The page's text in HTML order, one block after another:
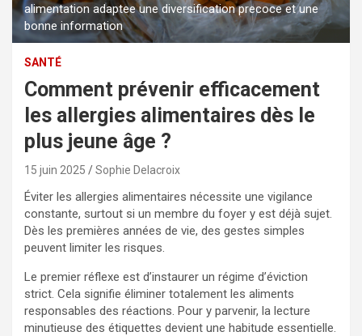
alimentation adaptee une diversification precoce et une
bonne information
SANTÉ
Comment prévenir efficacement
les allergies alimentaires dès le
plus jeune âge ?
15 juin 2025 Sophie Delacroix
Éviter les allergies alimentaires nécessite une vigilance
constante, surtout si un membre du foyer y est déjà sujet.
Dès les premières années de vie, des gestes simples
peuvent limiter les risques.
Le premier réflexe est d’instaurer un régime d’éviction
strict. Cela signifie éliminer totalement les aliments
responsables des réactions. Pour y parvenir, la lecture
minutieuse des étiquettes devient une habitude essentielle.